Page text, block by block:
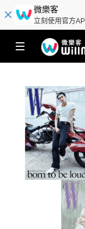
微樂客
立刻使用官方